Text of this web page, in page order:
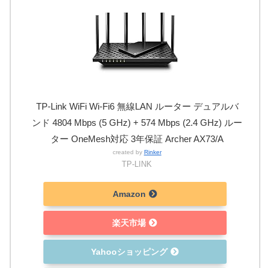
TP-Link WiFi Wi-Fi6 無線LAN ルーター デュアルバ
ンド 4804 Mbps (5 GHz) + 574 Mbps (2.4 GHz) ルー
ター OneMesh対応 3年保証 Archer AX73/A
created by Rinker
TP-LINK
Amazon
楽天市場
Yahooショッピング